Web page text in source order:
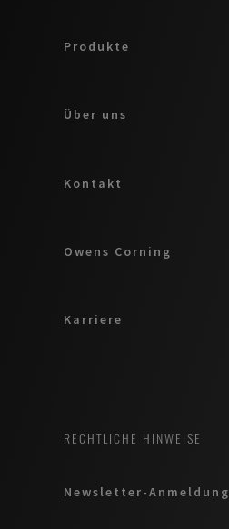
Produkte
Über uns
Kontakt
Owens Corning
Karriere
RECHTLICHE HINWEISE
Newsletter-Anmeldung